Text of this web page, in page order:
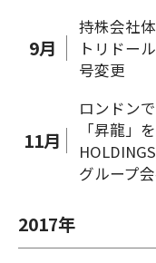
9月
持株会社
トリドー
号変更
11月
ロンドン
「昇龍」
グループ
2017年